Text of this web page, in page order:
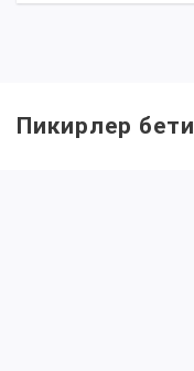
Пикирлер бети